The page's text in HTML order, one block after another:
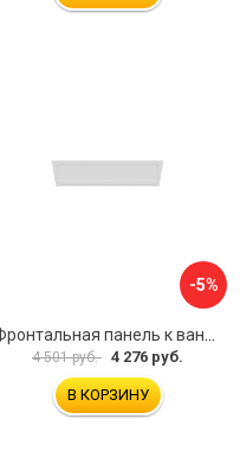
-5%
4 501 руб. 4 276 руб.
В КОРЗИНУ